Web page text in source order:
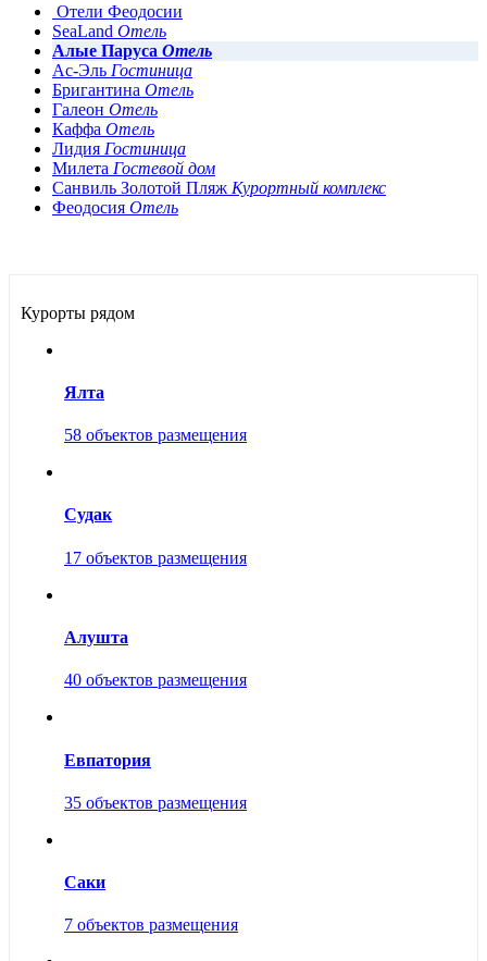
Отели Феодосии
SeaLand Отель
Алые Паруса Отель
Ас-Эль Гостиница
Бригантина Отель
Галеон Отель
Каффа Отель
Лидия Гостиница
Милета Гостевой дом
Санвиль Золотой Пляж Курортный комплекс
Феодосия Отель
Курорты рядом
Ялта
58 объектов размещения
Судак
17 объектов размещения
Алушта
40 объектов размещения
Евпатория
35 объектов размещения
Саки
7 объектов размещения